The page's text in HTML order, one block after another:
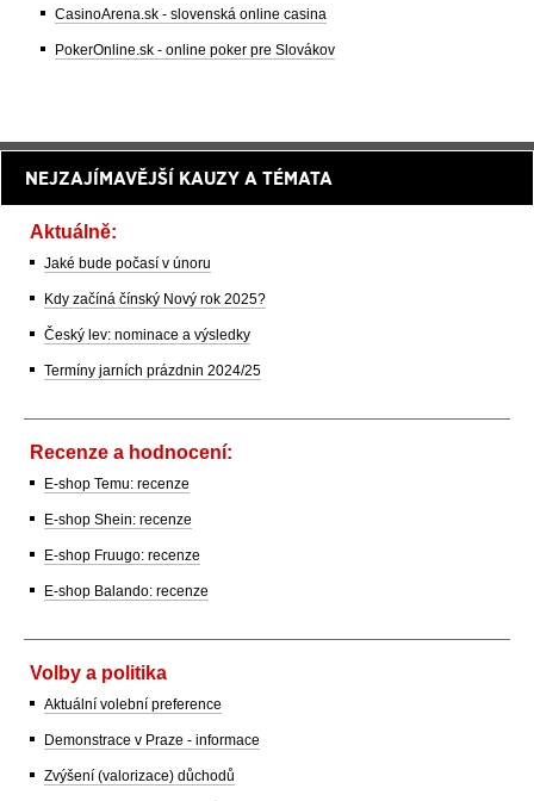
CasinoArena.sk - slovenská online casina
PokerOnline.sk - online poker pre Slovákov
NEJZAJÍMAVĚJŠÍ KAUZY A TÉMATA
Aktuálně:
Jaké bude počasí v únoru
Kdy začíná čínský Nový rok 2025?
Český lev: nominace a výsledky
Termíny jarních prázdnin 2024/25
Recenze a hodnocení:
E-shop Temu: recenze
E-shop Shein: recenze
E-shop Fruugo: recenze
E-shop Balando: recenze
Volby a politika
Aktuální volební preference
Demonstrace v Praze - informace
Zvýšení (valorizace) důchodů